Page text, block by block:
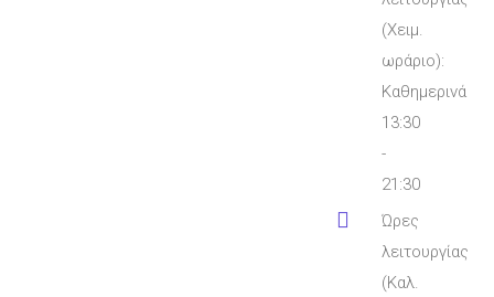
(Χειμ.
ωράριο):
Καθημερινά
13:30
-
21:30
Ώρες
λειτουργίας
(Καλ.